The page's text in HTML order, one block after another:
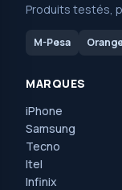
Produits testés,
M-Pesa
MARQUES
iPhone
Samsung
Tecno
Itel
Infinix